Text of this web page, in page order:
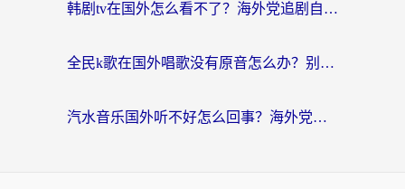
韩剧tv在国外怎么看不了？海外党追剧自由的终极解决方案来了
全民k歌在国外唱歌没有原音怎么办？别让地域限制毁了你的麦霸时刻
汽水音乐国外听不好怎么回事？海外党亲测有效的回国加速方案来了